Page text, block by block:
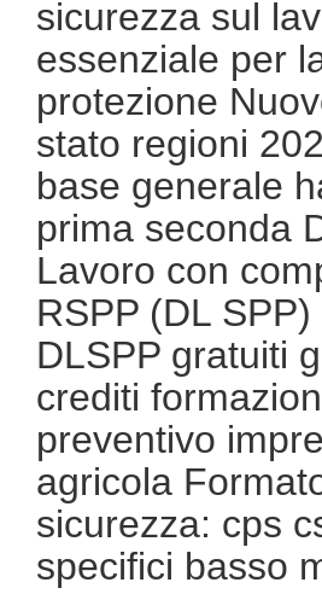
sicurezza sul
essenziale per
protezione
stato regioni
base generale
prima seconda
Lavoro con
RSPP (DL SPP)
DLSPP gratuiti
crediti
preventivo
agricola
sicurezza: cps
specifici basso